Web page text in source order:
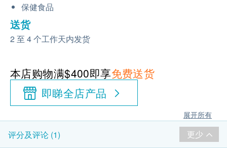
保健食品
送货
2 至 4 个工作天内发货
本店购物满$400即享免费送货
即睇全店产品
展开所有
评分及评论 (1) 更少